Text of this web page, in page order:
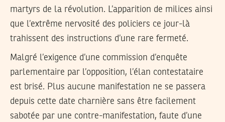
martyrs de la révolution. L’apparition de milices ainsi
que l’extrême nervosité des policiers ce jour-là
trahissent des instructions d’une rare fermeté.
Malgré l’exigence d’une commission d’enquête
parlementaire par l’opposition, l’élan contestataire
est brisé. Plus aucune manifestation ne se passera
depuis cette date charnière sans être facilement
sabotée par une contre-manifestation, faute d’une